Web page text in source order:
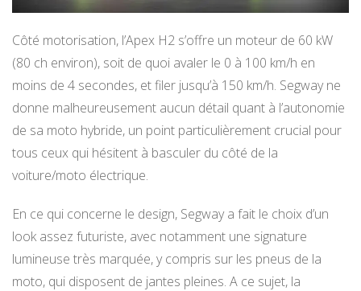
Côté motorisation, l’Apex H2 s’offre un moteur de 60 kW
(80 ch environ), soit de quoi avaler le 0 à 100 km/h en
moins de 4 secondes, et filer jusqu’à 150 km/h. Segway ne
donne malheureusement aucun détail quant à l’autonomie
de sa moto hybride, un point particulièrement crucial pour
tous ceux qui hésitent à basculer du côté de la
voiture/moto électrique.
En ce qui concerne le design, Segway a fait le choix d’un
look assez futuriste, avec notamment une signature
lumineuse très marquée, y compris sur les pneus de la
moto, qui disposent de jantes pleines. A ce sujet, la